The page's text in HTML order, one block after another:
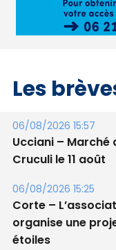
06/08/2026 15:57
Cruculi le 11 août
06/08/2026 15:25
organise une
étoiles
06/08/2026 15:04